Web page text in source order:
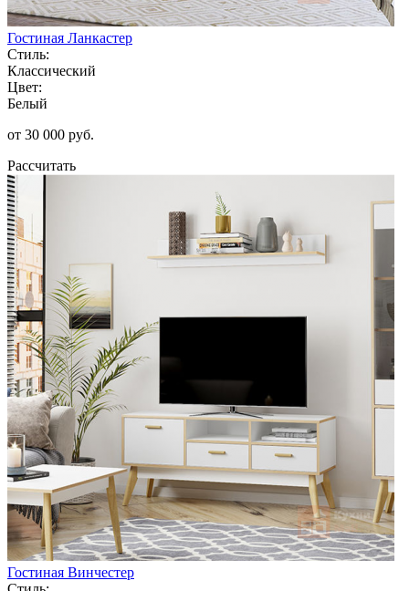
Гостиная Ланкастер
Стиль:
Классический
Цвет:
Белый
от 30 000 руб.
Рассчитать
Гостиная Винчестер